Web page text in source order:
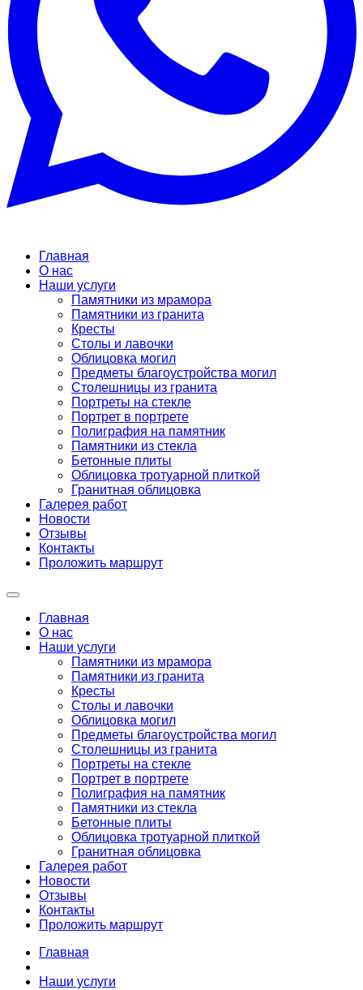
Главная
О нас
Наши услуги
Памятники из мрамора
Памятники из гранита
Кресты
Столы и лавочки
Облицовка могил
Предметы благоустройства могил
Столешницы из гранита
Портреты на стекле
Портрет в портрете
Полиграфия на памятник
Памятники из стекла
Бетонные плиты
Облицовка тротуарной плиткой
Гранитная облицовка
Галерея работ
Новости
Отзывы
Контакты
Проложить маршрут
Главная
О нас
Наши услуги
Памятники из мрамора
Памятники из гранита
Кресты
Столы и лавочки
Облицовка могил
Предметы благоустройства могил
Столешницы из гранита
Портреты на стекле
Портрет в портрете
Полиграфия на памятник
Памятники из стекла
Бетонные плиты
Облицовка тротуарной плиткой
Гранитная облицовка
Галерея работ
Новости
Отзывы
Контакты
Проложить маршрут
Главная
Наши услуги